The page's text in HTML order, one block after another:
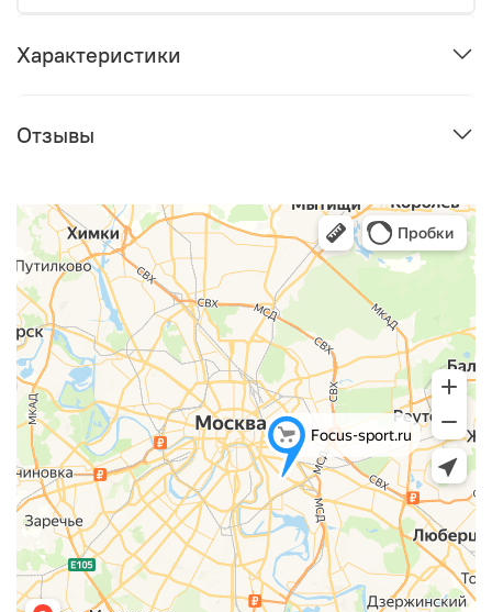
Характеристики
Отзывы